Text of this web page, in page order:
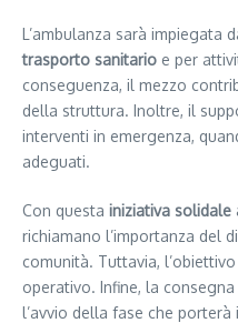
L’ambulanza sarà impiegata
trasporto sanitario e per
conseguenza, il mezzo
della struttura. Inoltre, il
interventi in emergenza,
adeguati.
Con questa iniziativa solidale
richiamano l’importanza del
comunità. Tuttavia,
operativo. Infine, la consegna
l’avvio della fase che